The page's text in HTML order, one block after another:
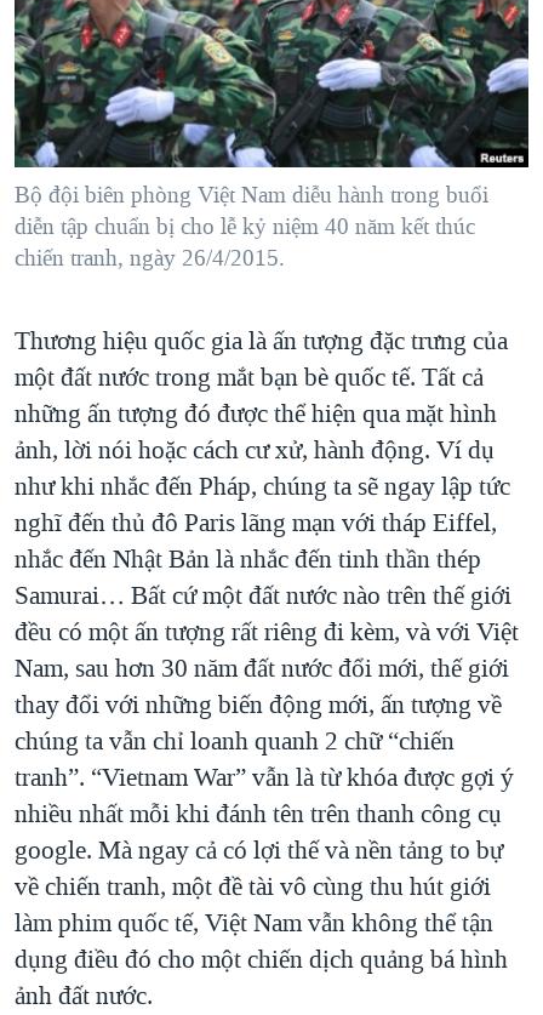
"Tìm"NGƯỜI VIỆT HẢI NGOẠI
ĐỜI SỐNG
KINH TẾ
KHOA HỌC
SỨC KHOẺ
VĂN HOÁ
GIÁO DỤC
TẠI
HÀNH TRÌNH BẦU CỬ 2024
MỘT NĂM CHIẾN TRANH TẠI DẢI GAZA
GIẢI MÃ VÀNH ĐAI & CON ĐƯỜNG
TRỊNH VĨNH BÌNH - NGƯỜI HẠ 'BÊN THẮNG CUỘC'
GROUND ZERO – XƯA VÀ NAY
CÁC GIÁ TRỊ CỘNG HÒA Ở VIỆT NAM
THƯỢNG ĐỈNH TRUMP-KIM TẠI VIỆT NAM
TRỊNH VĨNH BÌNH VS. CHÍNH PHỦ VIỆT NAM
NGƯ DÂN VIỆT VÀ LÀN SÓNG TRỘM HẢI SÂM
BÊN KIA QUỐC LỘ: TIẾNG VỌNG TỪ NÔNG THÔN MỸ
QUAN HỆ VIỆT MỸ
VIDEO
NGHE
MẠNG XÃ HỘI
Ngôn ngữ khác
Bộ đội biên phòng Việt Nam diễu hành trong buổi
diễn tập chuẩn bị cho lễ kỷ niệm 40 năm kết thúc
chiến tranh, ngày 26/4/2015.
Thương hiệu quốc gia là ấn tượng đặc trưng của
một đất nước trong mắt bạn bè quốc tế. Tất cả
những ấn tượng đó được thể hiện qua mặt hình
ảnh, lời nói hoặc cách cư xử, hành động. Ví dụ
như khi nhắc đến Pháp, chúng ta sẽ ngay lập tức
nghĩ đến thủ đô Paris lãng mạn với tháp Eiffel,
nhắc đến Nhật Bản là nhắc đến tinh thần thép
Samurai… Bất cứ một đất nước nào trên thế giới
đều có một ấn tượng rất riêng đi kèm, và với Việt
Nam, sau hơn 30 năm đất nước đổi mới, thế giới
thay đổi với những biến động mới, ấn tượng về
chúng ta vẫn chỉ loanh quanh 2 chữ “chiến
tranh”. “Vietnam War” vẫn là từ khóa được gợi ý
nhiều nhất mỗi khi đánh tên trên thanh công cụ
google. Mà ngay cả có lợi thế và nền tảng to bự
về chiến tranh, một đề tài vô cùng thu hút giới
làm phim quốc tế, Việt Nam vẫn không thể tận
dụng điều đó cho một chiến dịch quảng bá hình
ảnh đất nước.